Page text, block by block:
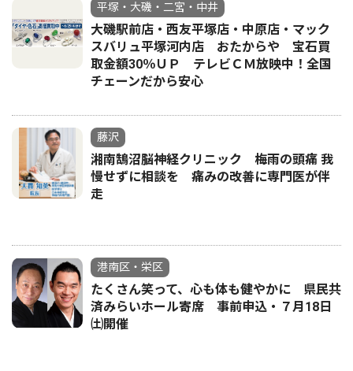
平塚・大磯・二宮・中井
大磯駅前店・西友平塚店・中原店・マック
スバリュ平塚河内店 おたからや 宝石買
取金額30％ＵＰ テレビＣＭ放映中！全国
チェーンだから安心
藤沢
湘南鵠沼脳神経クリニック 梅雨の頭痛 我
慢せずに相談を 痛みの改善に専門医が伴
走
港南区・栄区
たくさん笑って、心も体も健やかに 県民共
済みらいホール寄席 事前申込・７月18日
㈯開催